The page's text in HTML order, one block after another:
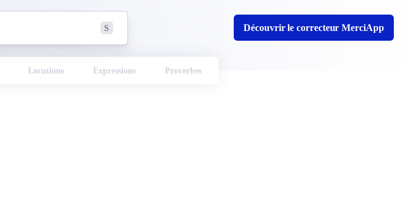
S Découvrir le correcteur MerciApp
Locutions Expressions Proverbes